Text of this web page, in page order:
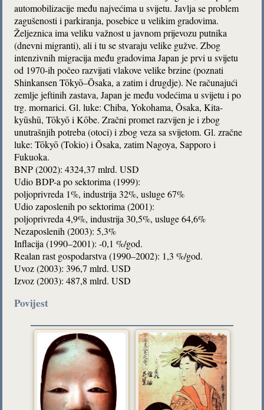
automobilizacije među najvećima u svijetu. Javlja se problem
zagušenosti i parkiranja, posebice u velikim gradovima.
Željeznica ima veliku važnost u javnom prijevozu putnika
(dnevni migranti), ali i tu se stvaraju velike gužve. Zbog
intenzivnih migracija među gradovima Japan je prvi u svijetu
od 1970-ih počeo razvijati vlakove velike brzine (poznati
Shinkansen Tōkyō–Ōsaka, a zatim i drugdje). Ne računajući
zemlje jeftinih zastava, Japan je među vodećima u svijetu i po
trg. mornarici. Gl. luke: Chiba, Yokohama, Ōsaka, Kita-
kyūshū, Tōkyō i Kōbe. Zračni promet razvijen je i zbog
unutrašnjih potreba (otoci) i zbog veza sa svijetom. Gl. zračne
luke: Tōkyō (Tokio) i Ōsaka, zatim Nagoya, Sapporo i
Fukuoka.
BNP (2002): 4324,37 mlrd. USD
Udio BDP-a po sektorima (1999):
poljoprivreda 1%, industrija 32%, usluge 67%
Udio zaposlenih po sektorima (2001):
poljoprivreda 4,9%, industrija 30,5%, usluge 64,6%
Nezaposlenih (2003): 5,3%
Inflacija (1990–2001): -0,1 %/god.
Realan rast gospodarstva (1990–2002): 1,3 %/god.
Uvoz (2003): 396,7 mlrd. USD
Izvoz (2003): 487,8 mlrd. USD
Povijest